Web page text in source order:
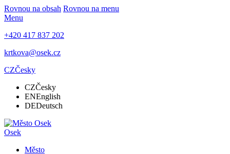
Rovnou na obsah Rovnou na menu
Menu
+420 417 837 202
krtkova@osek.cz
CZČesky
CZČesky
ENEnglish
DEDeutsch
Osek
Město